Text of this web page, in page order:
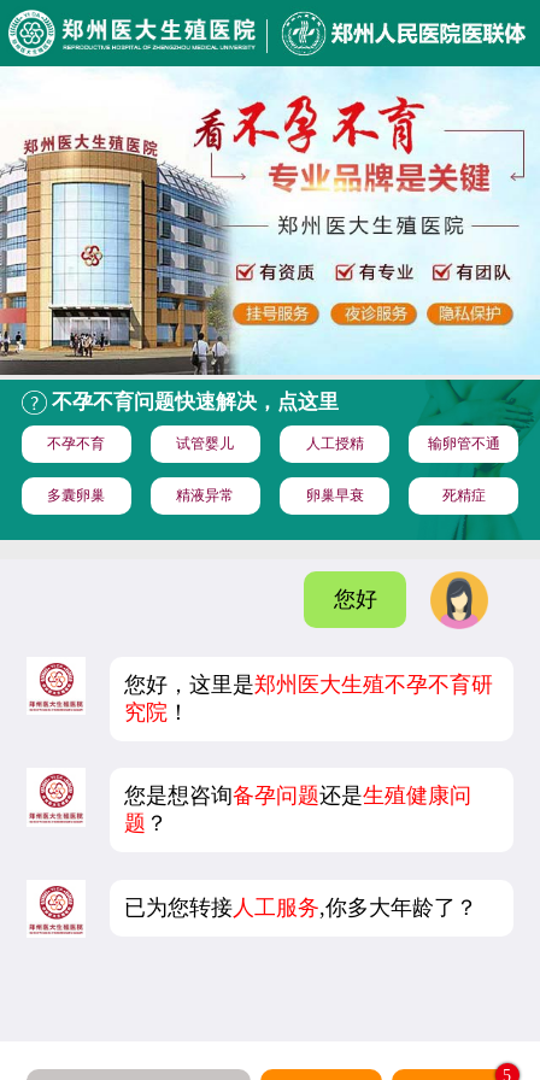
不孕不育问题快速解决，点这里
不孕不育 试管婴儿 人工授精 输卵管不通
多囊卵巢 精液异常 卵巢早衰 死精症
您好
您好，这里是郑州医大生殖不孕不育研
究院 ！
您是想咨询备孕问题还是生殖健康问
题 ？
已为您转接 人工服务,你多大年龄了？
5